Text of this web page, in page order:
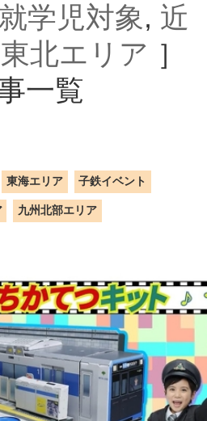
学児対象, 近
東北エリア ］
一覧
東海エリア 子鉄イベント
九州北部エリア